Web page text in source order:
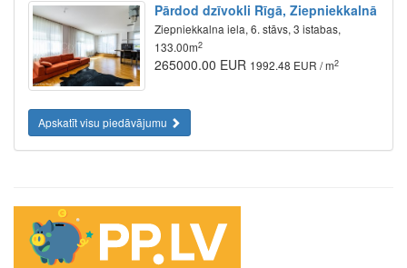
Pārdod dzīvokli Rīgā, Ziepniekkalnā
Ziepniekkalna iela, 6. stāvs, 3 istabas,
133.00m2
265000.00 EUR 1992.48 EUR / m2
Apskatīt visu piedāvājumu